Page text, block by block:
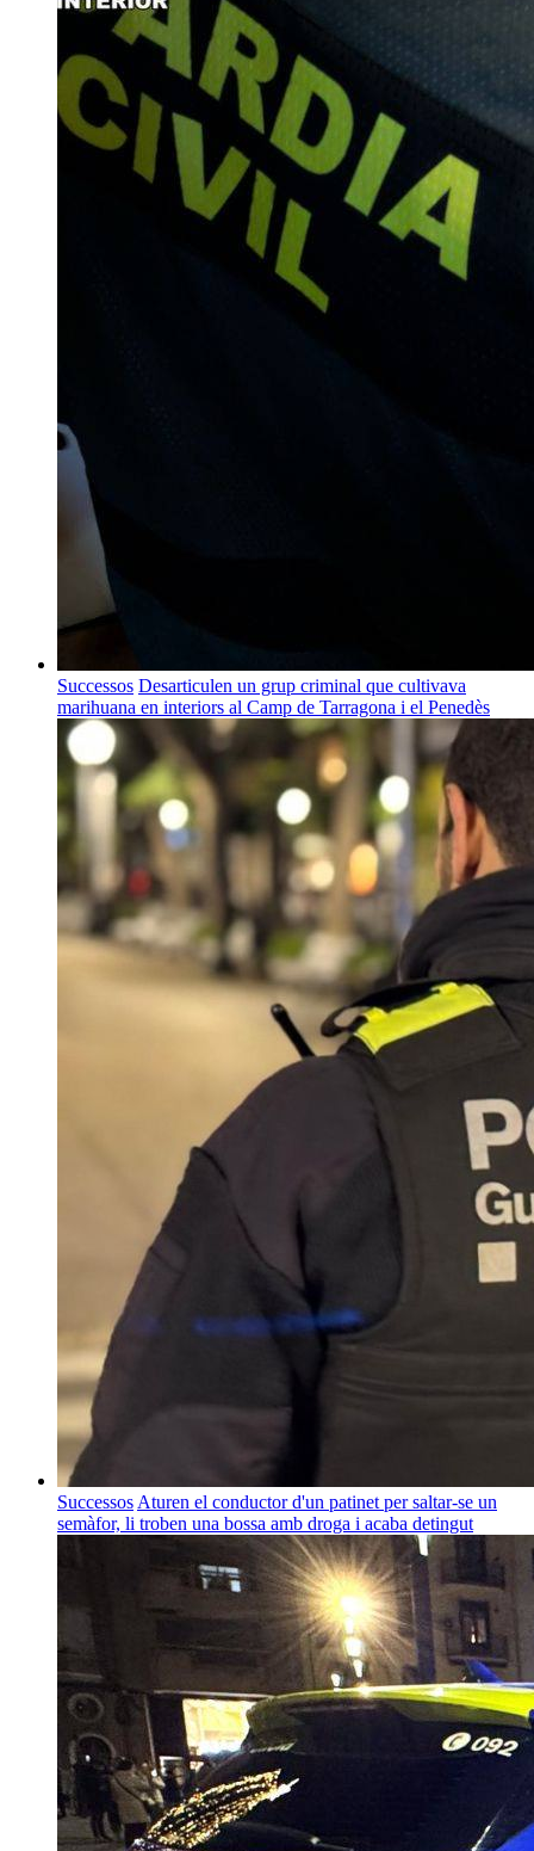
Successos Desarticulen un grup criminal que cultivava
marihuana en interiors al Camp de Tarragona i el Penedès
Successos Aturen el conductor d'un patinet per saltar-se un
semàfor, li troben una bossa amb droga i acaba detingut